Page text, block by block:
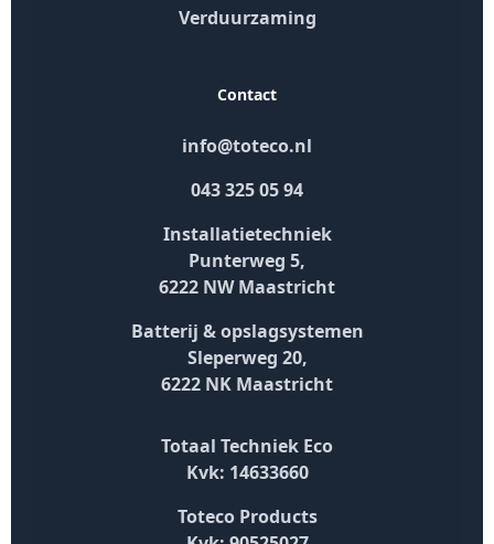
Verduurzaming
Contact
info@toteco.nl
043 325 05 94
Installatietechniek
Punterweg 5,
6222 NW Maastricht
Batterij & opslagsystemen
Sleperweg 20,
6222 NK Maastricht
Totaal Techniek Eco
Kvk: 14633660
Toteco Products